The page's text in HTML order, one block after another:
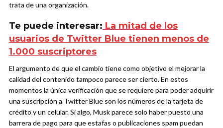
trata de una organización.
Te puede interesar: La mitad de los
usuarios de Twitter Blue tienen menos de
1.000 suscriptores
El argumento de que el cambio tiene como objetivo el mejorar la
calidad del contenido tampoco parece ser cierto. En estos
momentos la única verificación que se requiere para poder adquirir
una suscripción a Twitter Blue son los números de la tarjeta de
crédito y un celular. Si algo, Musk parece solo haber puesto una
barrera de pago para que estafas o publicaciones spam puedan